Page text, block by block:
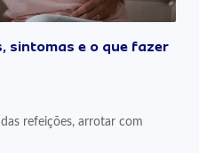
sintomas e o que fazer
refeições, arrotar com